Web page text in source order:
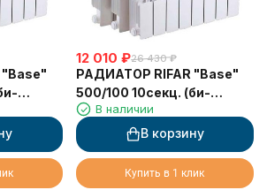
12 010 ₽26 430 ₽
РАДИАТОР RIFAR "Base"
500/100 10секц. (би-
металл)
В наличии
В корзину
Купить в 1 клик